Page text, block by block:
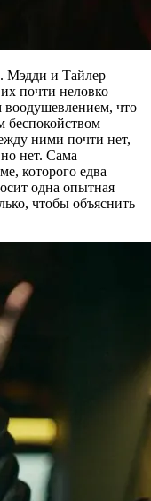
Мэдди и Тайлер
почти неловко
воодушевлением, что
беспокойством
ними почти нет,
нет. Сама
которого едва
одна опытная
чтобы объяснить